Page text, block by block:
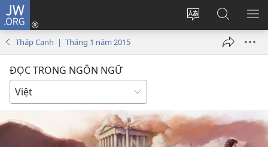
JW.ORG
Thay
Đăng
nhập
Tìm
kiếm
JW.ORG
Tháp Canh | Tháng 1 năm 2015
ĐỌC TRONG NGÔN NGỮ